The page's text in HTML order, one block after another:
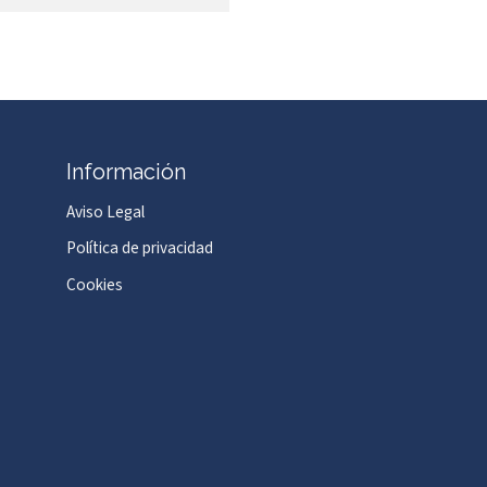
Información
Aviso Legal
Política de privacidad
Cookies